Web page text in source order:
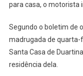
para casa, o motorista
Segundo o boletim de
madrugada de quarta-
Santa Casa de
residência dela.